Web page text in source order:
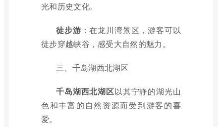
光和历史文化。
徒步游 ：在龙川湾景区，游客可以
徒步穿越峡谷，感受大自然的魅力。
三、千岛湖西北湖区
千岛湖西北湖区以其宁静的湖光山
色和丰富的自然资源而受到游客的喜
爱。